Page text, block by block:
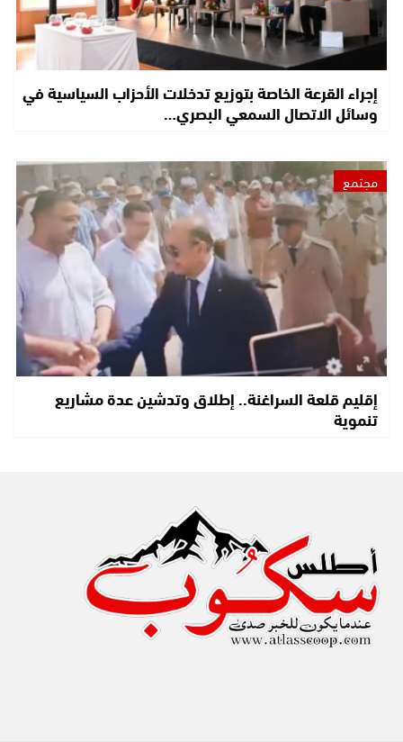
إجراء القرعة الخاصة بتوزيع تدخلات الأحزاب السياسية في
وسائل الاتصال السمعي البصري…
مجتمع
إقليم قلعة السراغنة.. إطلاق وتدشين عدة مشاريع
تنموية